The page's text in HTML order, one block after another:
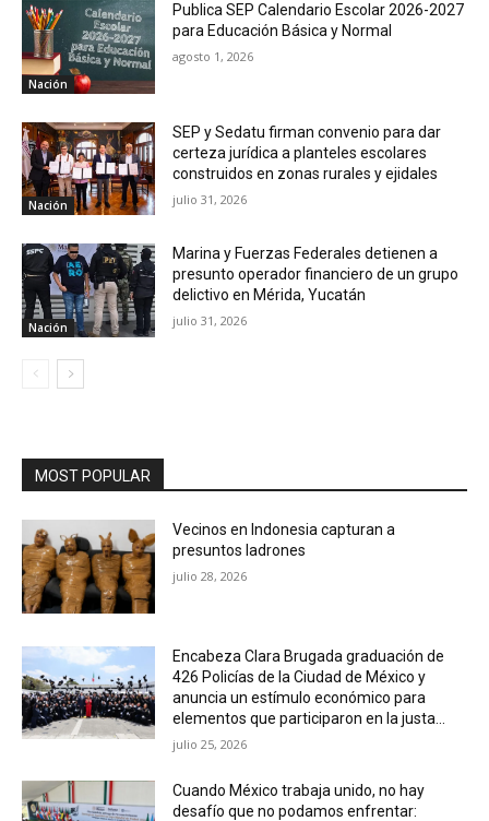
Nación
Publica SEP Calendario Escolar 2026-2027
para Educación Básica y Normal
agosto 1, 2026
Nación
SEP y Sedatu firman convenio para dar
certeza jurídica a planteles escolares
construidos en zonas rurales y ejidales
julio 31, 2026
Nación
Marina y Fuerzas Federales detienen a
presunto operador financiero de un grupo
delictivo en Mérida, Yucatán
julio 31, 2026
MOST POPULAR
Vecinos en Indonesia capturan a
presuntos ladrones
julio 28, 2026
Encabeza Clara Brugada graduación de
426 Policías de la Ciudad de México y
anuncia un estímulo económico para
elementos que participaron en la justa...
julio 25, 2026
Cuando México trabaja unido, no hay
desafío que no podamos enfrentar: